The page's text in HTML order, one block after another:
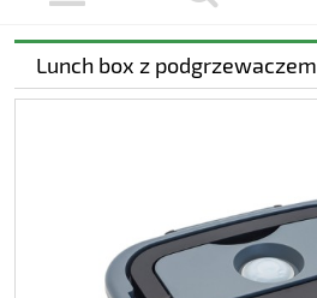
Lunch box z podgrzewaczem